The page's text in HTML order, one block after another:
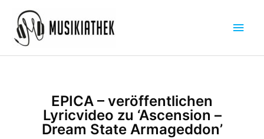
Inhalt
springen
EPICA – veröffentlichen
Lyricvideo zu ‘Ascension –
Dream State Armageddon’